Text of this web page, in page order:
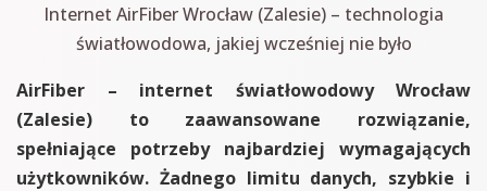
Internet AirFiber Wrocław (Zalesie) – technologia
światłowodowa, jakiej wcześniej nie było
AirFiber – internet światłowodowy Wrocław
(Zalesie) to zaawansowane rozwiązanie,
spełniające potrzeby najbardziej wymagających
użytkowników. Żadnego limitu danych, szybkie i